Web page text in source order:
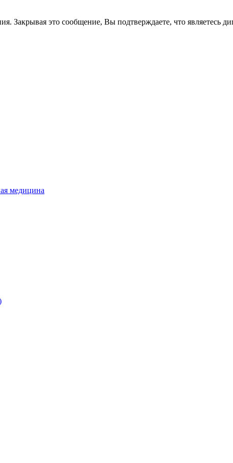
Закрывая это сообщение, Вы подтверждаете, что
медицина